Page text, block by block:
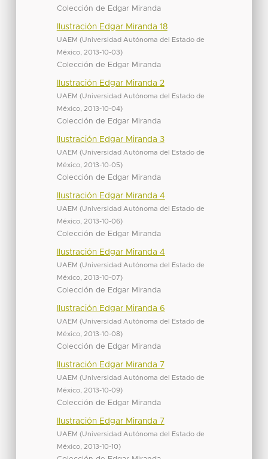
Colección de Edgar Miranda
Ilustración Edgar Miranda 18
UAEM (Universidad Autónoma del Estado de
México, 2013-10-03)
Colección de Edgar Miranda
Ilustración Edgar Miranda 2
UAEM (Universidad Autónoma del Estado de
México, 2013-10-04)
Colección de Edgar Miranda
Ilustración Edgar Miranda 3
UAEM (Universidad Autónoma del Estado de
México, 2013-10-05)
Colección de Edgar Miranda
Ilustración Edgar Miranda 4
UAEM (Universidad Autónoma del Estado de
México, 2013-10-06)
Colección de Edgar Miranda
Ilustración Edgar Miranda 4
UAEM (Universidad Autónoma del Estado de
México, 2013-10-07)
Colección de Edgar Miranda
Ilustración Edgar Miranda 6
UAEM (Universidad Autónoma del Estado de
México, 2013-10-08)
Colección de Edgar Miranda
Ilustración Edgar Miranda 7
UAEM (Universidad Autónoma del Estado de
México, 2013-10-09)
Colección de Edgar Miranda
Ilustración Edgar Miranda 7
UAEM (Universidad Autónoma del Estado de
México, 2013-10-10)